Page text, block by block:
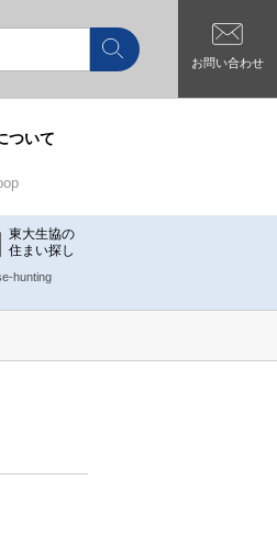
お問い合わせ
ついて
東大生協の
住まい探し
hunting